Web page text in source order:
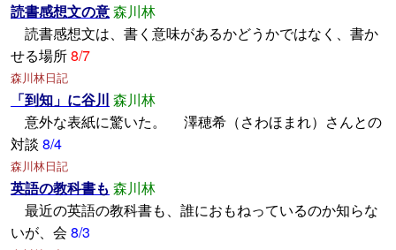
読書感想文の意森川林
読書感想文は、書く意味があるかどうかではなく、書か
せる場所8/7
森川林日記
「到知」に谷川 森川林
意外な表紙に驚いた。 澤穂希（さわほまれ）さんとの
対談 8/4
森川林日記
英語の教科書も 森川林
最近の英語の教科書も、誰におもねっているのか知らな
いが、会 8/3